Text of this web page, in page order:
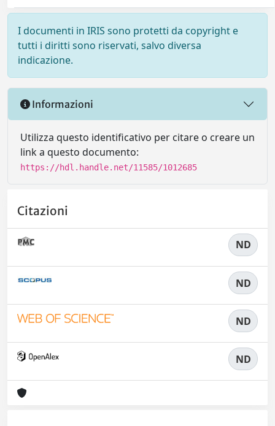
I documenti in IRIS sono protetti da copyright e
tutti i diritti sono riservati, salvo diversa
indicazione.
Informazioni
Utilizza questo identificativo per citare o creare un
link a questo documento:
https://hdl.handle.net/11585/1012685
Citazioni
ND
ND
ND
ND